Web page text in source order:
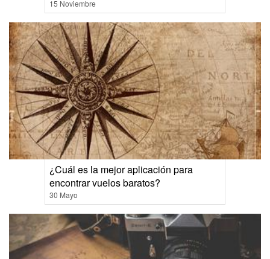
15 Noviembre
¿Cuál es la mejor aplicación para
encontrar vuelos baratos?
30 Mayo